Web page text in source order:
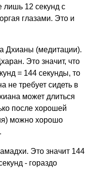
лишь 12 секунд с
глазами. Это и
Дхианы (медитации).
Это значит, что
= 144 секунды, то
не требует сидеть в
может длиться
после хорошей
можно хорошо
Это значит 144
- гораздо